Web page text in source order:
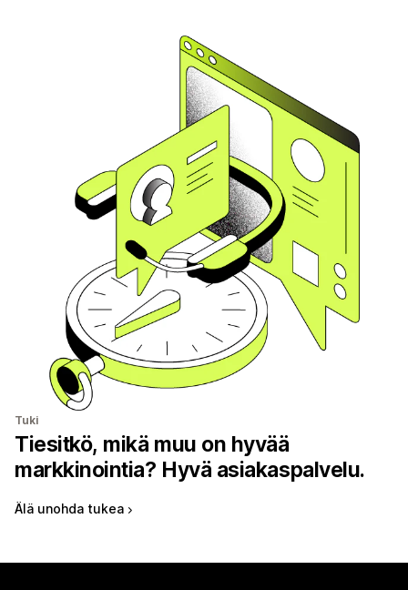
Tuki
Tiesitkö, mikä muu on hyvää
markkinointia? Hyvä asiakaspalvelu.
Älä unohda tukea